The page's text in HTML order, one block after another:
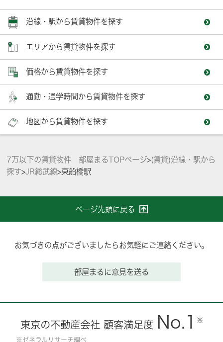
沿線・駅から賃貸物件を探す
エリアから賃貸物件を探す
価格から賃貸物件を探す
通勤・通学時間から賃貸物件を探す
地図から賃貸物件を探す
7万以下の賃貸物件 部屋まるTOPページ>(賃貸)沿線・駅から
探す>JR総武線>東船橋駅
ページ先頭に戻る
お気づきの点がございましたらお気軽にご連絡ください。
部屋まるに意見を送る
東京の不動産会社 顧客満足度 No.1 ※
※ゼネラルリサーチ調べ